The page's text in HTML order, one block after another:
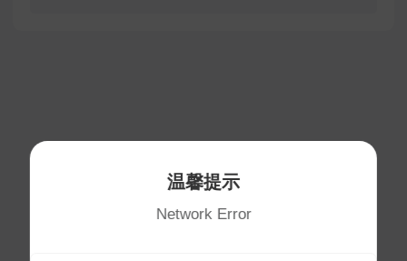
温馨提示
Network Error